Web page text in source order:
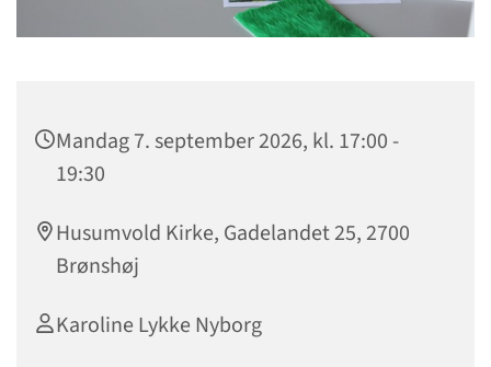
Mandag 7. september 2026, kl. 17:00 -
19:30
Husumvold Kirke, Gadelandet 25, 2700
Brønshøj
Karoline Lykke Nyborg